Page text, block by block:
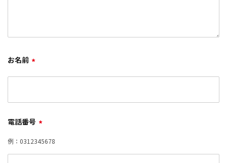
お名前 *
電話番号 *
例：0312345678